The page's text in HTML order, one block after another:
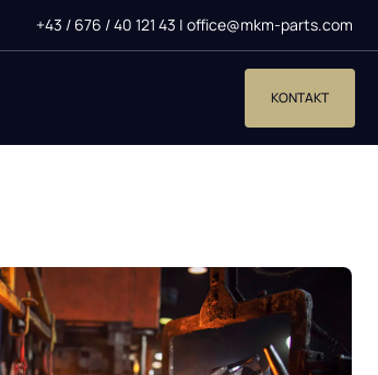
+43 / 676 / 40 121 43 | office@mkm-parts.com
KONTAKT